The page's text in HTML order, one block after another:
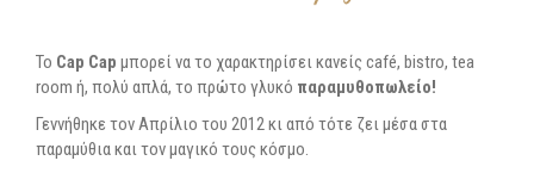
To Cap Cap μπορεί να το χαρακτηρίσει κανείς café, bistro, tea
room ή, πολύ απλά, το πρώτο γλυκό παραμυθοπωλείο!
Γεννήθηκε τον Απρίλιο του 2012 κι από τότε ζει μέσα στα
παραμύθια και τον μαγικό τους κόσμο.